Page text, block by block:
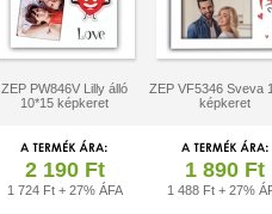
ZEP PW846V Lilly álló
10*15 képkeret
ZEP VF5346 Sveva
képkeret
2 190 Ft
1 724 Ft + 27% ÁFA
1 890 Ft
1 488 Ft + 27%